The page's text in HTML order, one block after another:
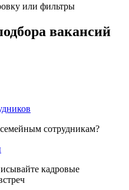
или фильтры
вакансий
сотрудникам?
кадровые